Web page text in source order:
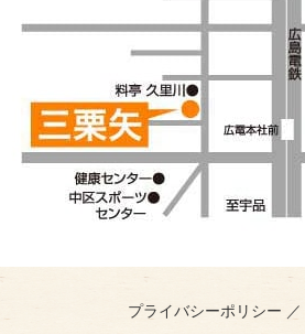
プライバシーポリシー ／